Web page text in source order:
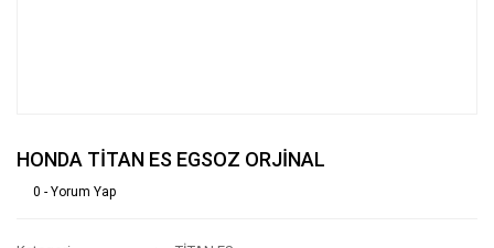
HONDA TİTAN ES EGSOZ ORJİNAL
0 - Yorum Yap